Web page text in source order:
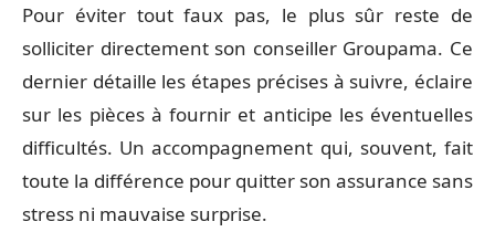
Pour éviter tout faux pas, le plus sûr reste de
solliciter directement son conseiller Groupama. Ce
dernier détaille les étapes précises à suivre, éclaire
sur les pièces à fournir et anticipe les éventuelles
difficultés. Un accompagnement qui, souvent, fait
toute la différence pour quitter son assurance sans
stress ni mauvaise surprise.